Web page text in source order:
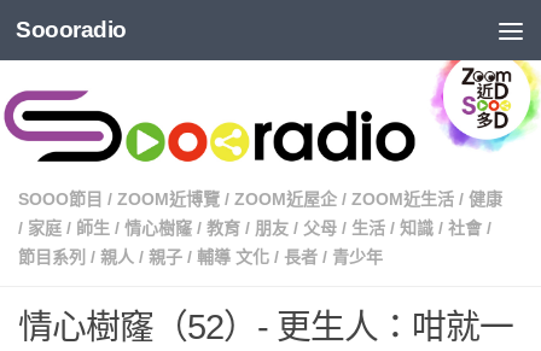
Soooradio
SOOO節目 / ZOOM近博覽 / ZOOM近屋企 / ZOOM近生活 / 健康
/ 家庭 / 師生 / 情心樹窿 / 教育 / 朋友 / 父母 / 生活 / 知識 / 社會 /
節目系列 / 親人 / 親子 / 輔導 文化 / 長者 / 青少年
情心樹窿（52）- 更生人：咁就一